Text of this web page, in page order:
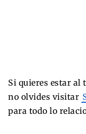
Si quieres estar al
no olvides visitar
para todo lo